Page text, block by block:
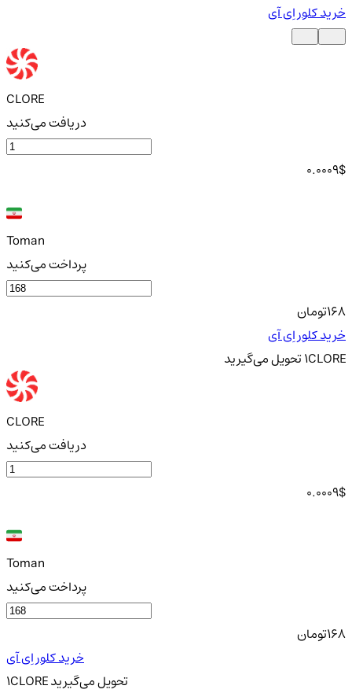
خرید کلور اِی آی
CLORE
دریافت می‌کنید
0.0009$
Toman
پرداخت می‌کنید
168تومان
خرید کلور اِی آی
1CLOREتحویلمی‌گیرید
CLORE
دریافت می‌کنید
0.0009$
Toman
پرداخت می‌کنید
168تومان
خرید کلور اِی آی
1CLORE تحویلمی‌گیرید